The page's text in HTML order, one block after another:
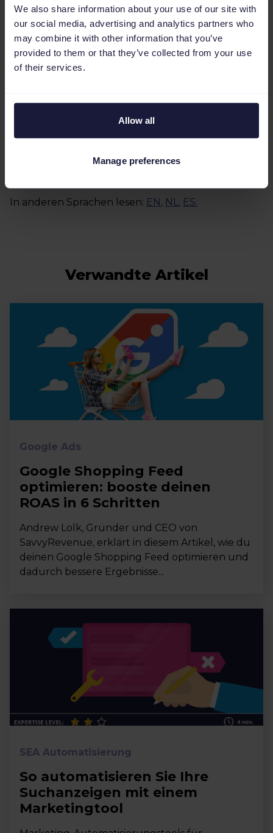
We also share information about your use of our site with
our social media, advertising and analytics partners who
may combine it with other information that you’ve
provided to them or that they’ve collected from your use
of their services.
Allow all
Manage preferences
Networks, SaaS und E-Commerce bringt
Sophie eine einzigartige Kombination aus
strategischer Vision und praktischer
Umsetzung mit sich. Sie hat eine
Leidenschaft dafür, komplexe Features in
In anderen Sprachen lesen: EN , NL, ES.
Verwandte Artikel
Google Ads
Google Shopping Feed
optimieren: booste deinen
ROAS in 6 Schritten
Andrew Lolk, Gründer und CEO von
SavvyRevenue, erklärt in diesem Artikel, wie du
deinen Google Shopping Feed optimieren und
dadurch bessere Ergebnisse...
SEA Automatisierung
So automatisieren Sie Ihre
Suchanzeigen mit einem
Marketingtool